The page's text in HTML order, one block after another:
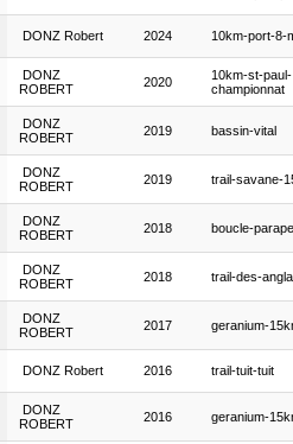
DONZ Robert 2024 10km-port-8-
DONZ
ROBERT
2020
10km-st-paul-
championnat
DONZ
ROBERT
2019 bassin-vital
DONZ
ROBERT
2019 trail-savane-
DONZ
ROBERT
2018 boucle-
DONZ
ROBERT
2018 trail-des-
DONZ
ROBERT
2017 geranium-
DONZ Robert 2016 trail-tuit-tuit
DONZ
ROBERT
2016 geranium-